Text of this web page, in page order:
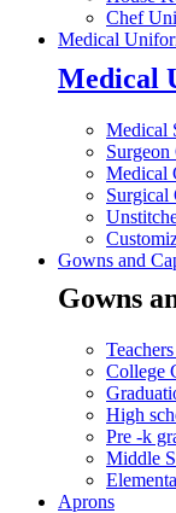
Chef
Medical
Medical
Medical
Medical
Surgical
Gowns and
Gowns
College
High
Pre -k
Middle
Aprons